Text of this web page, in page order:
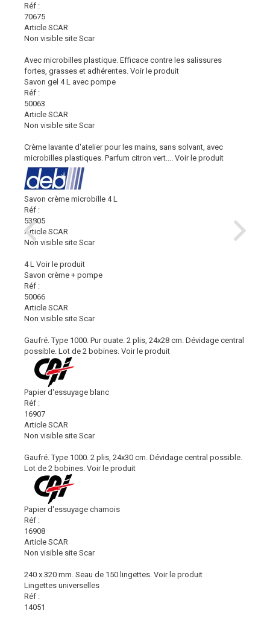
Réf :
70675
Article SCAR
Non visible site Scar
Avec microbilles plastique. Efficace contre les salissures
fortes, grasses et adhérentes. Voir le produit
Savon gel 4 L avec pompe
Réf :
50063
Article SCAR
Non visible site Scar
Crème lavante d'atelier pour les mains, sans solvant, avec
microbilles plastiques. Parfum citron vert....
Voir le produit
Savon crème microbille 4 L
Réf :
53805
Article SCAR
Non visible site Scar
4 L Voir le produit
Savon crème + pompe
Réf :
50066
Article SCAR
Non visible site Scar
Gaufré. Type 1000. Pur ouate. 2 plis, 24x28 cm. Dévidage central
possible. Lot de 2 bobines. Voir le produit
Papier d'essuyage blanc
Réf :
16907
Article SCAR
Non visible site Scar
Gaufré. Type 1000. 2 plis, 24x30 cm. Dévidage central possible.
Lot de 2 bobines. Voir le produit
Papier d'essuyage chamois
Réf :
16908
Article SCAR
Non visible site Scar
240 x 320 mm. Seau de 150 lingettes. Voir le produit
Lingettes universelles
Réf :
14051